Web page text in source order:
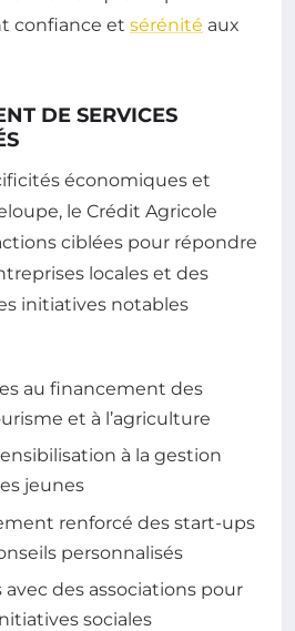
confiance et sérénité aux
DE SERVICES
économiques et
le Crédit Agricole
ciblées pour répondre
locales et des
initiatives notables
au financement des
et à l’agriculture
à la gestion
jeunes
renforcé des start-ups
personnalisés
des associations pour
sociales